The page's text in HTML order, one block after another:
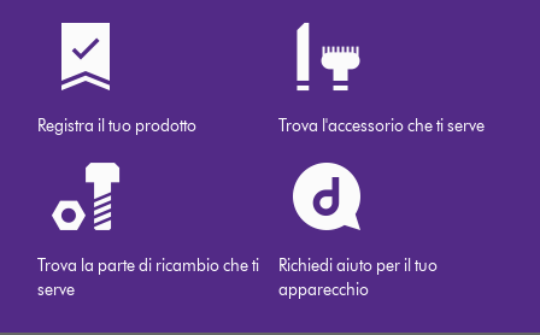
Registra il tuo prodotto Trova l'accessorio che ti serve
Trova la parte di ricambio che ti
serve
Richiedi aiuto per il tuo
apparecchio